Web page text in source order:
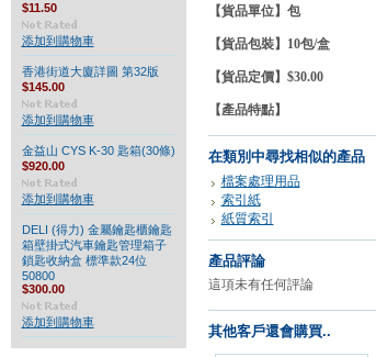
$11.50
添加到購物車
香港街道大廈詳圖 第32版
$145.00
添加到購物車
金益山 CYS K-30 匙箱(30條)
$920.00
添加到購物車
DELI (得力) 金屬鑰匙櫃鑰匙
箱壁掛式汽車鑰匙管理箱子
鎖匙收納盒 標準款24位
50800
$300.00
添加到購物車
【貨品單位】包
【貨品包裝】10包/盒
【貨品定價】$30.00
【產品特點】
在類別中尋找相似的產品
檔案處理用品
索引紙
紙質索引
產品評論
這項未有任何評論
其他客戶還會購買..